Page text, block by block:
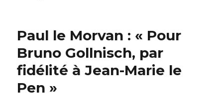
Paul le Morvan : « Pour
Bruno Gollnisch, par
fidélité à Jean-Marie le
Pen »